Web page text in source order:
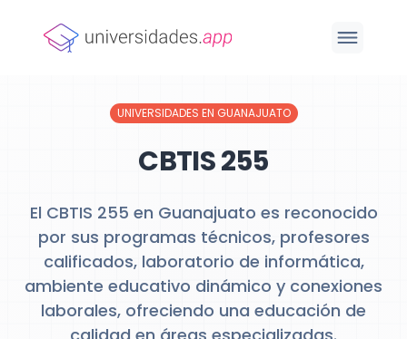
UNIVERSIDADES EN GUANAJUATO
CBTIS 255
El CBTIS 255 en Guanajuato es reconocido
por sus programas técnicos, profesores
calificados, laboratorio de informática,
ambiente educativo dinámico y conexiones
laborales, ofreciendo una educación de